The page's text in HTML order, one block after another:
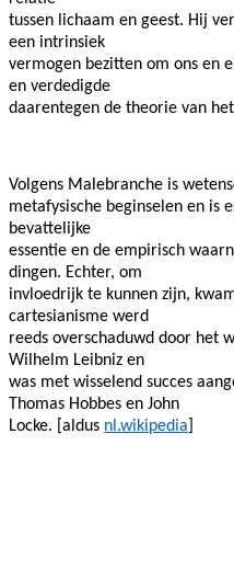
tussen lichaam en geest. Hij
een intrinsiek
vermogen bezitten om ons en
en verdedigde
daarentegen de theorie van
Volgens Malebranche is
metafysische beginselen en is
bevattelijke
essentie en de empirisch
dingen. Echter, om
invloedrijk te kunnen zijn,
cartesianisme werd
reeds overschaduwd door het
Wilhelm Leibniz en
was met wisselend succes
Thomas Hobbes en John
Locke. [aldus nl.wikipedia